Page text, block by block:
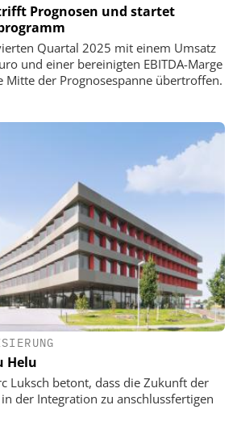
Prognosen und startet
Quartal 2025 mit einem Umsatz
und einer bereinigten EBITDA-Marge
Mitte der Prognosespanne übertroffen.
Helu
Luksch betont, dass die Zukunft der
der Integration zu anschlussfertigen